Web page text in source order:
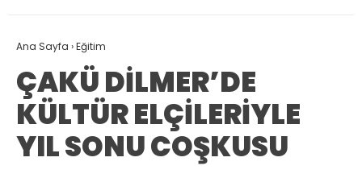
Ana Sayfa ›Eğitim
ÇAKÜ DİLMER’DE
KÜLTÜR ELÇİLERİYLE
YIL SONU COŞKUSU